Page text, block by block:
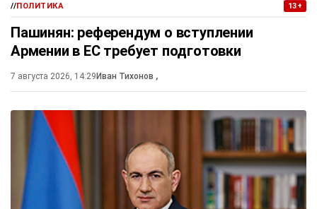
//ПОЛИТИКА 13+
Пашинян: референдум о вступлении
Армении в ЕС требует подготовки
7 августа 2026, 14:29Иван Тихонов ,